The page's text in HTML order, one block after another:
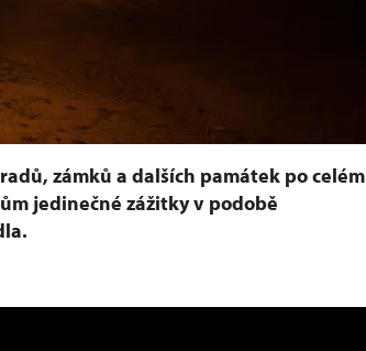
zámků a dalších památek po celém
jedinečné zážitky v podobě